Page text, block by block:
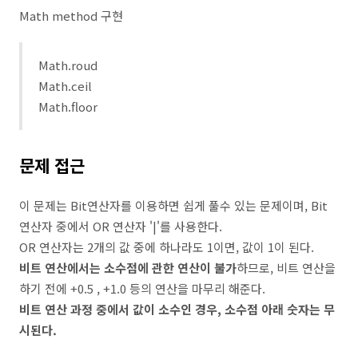
Math method 구현
Math.roud
Math.ceil
Math.floor
문제 접근
이 문제는 Bit연산자를 이용하면 쉽게 풀수 있는 문제이며, Bit
연산자 중에서 OR 연산자 '|'를 사용한다.
OR 연산자는 2개의 값 중에 하나라도 1이면, 값이 1이 된다.
비트 연산에서는 소수점에 관한 연산이 불가하므로, 비트 연산을
하기 전에 +0.5 , +1.0 등의 연산을 마무리 해준다.
비트 연산 과정 중에서 값이 소수인 경우, 소수점 아래 숫자는 무
시된다.